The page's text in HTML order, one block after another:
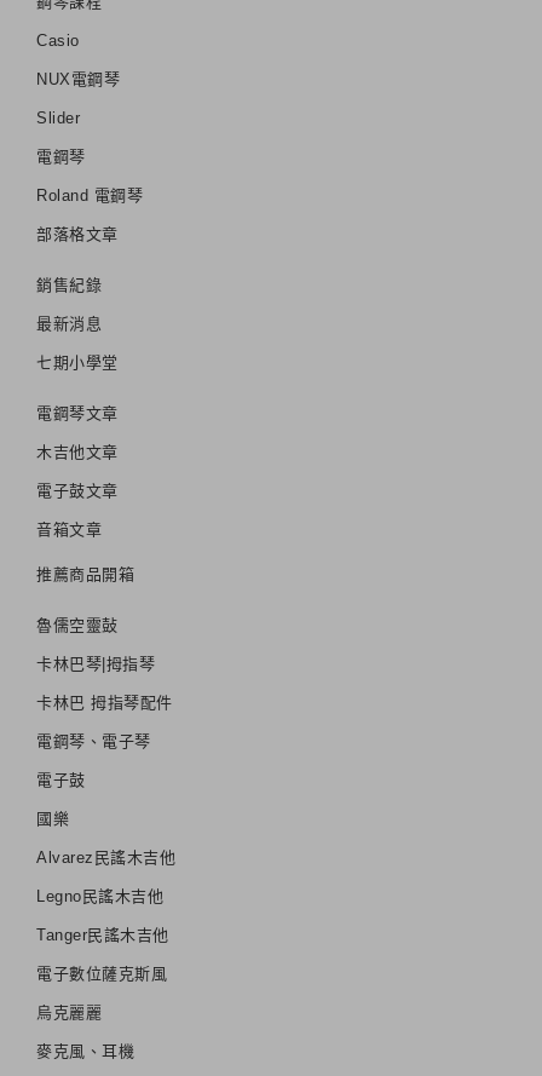
Casio
NUX電鋼琴
Slider
電鋼琴
Roland 電鋼琴
部落格文章
銷售紀錄
最新消息
七期小學堂
電鋼琴文章
木吉他文章
電子鼓文章
音箱文章
推薦商品開箱
魯儒空靈鼔
卡林巴琴|拇指琴
卡林巴 拇指琴配件
電鋼琴、電子琴
電子鼓
國樂
Alvarez民謠木吉他
Legno民謠木吉他
Tanger民謠木吉他
電子數位薩克斯風
烏克麗麗
麥克風、耳機